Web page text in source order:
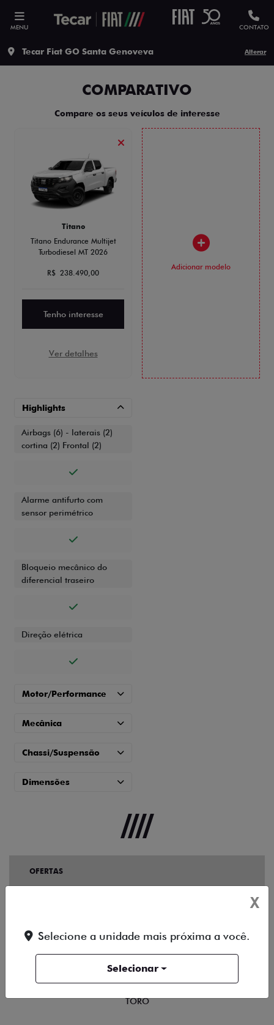
MENU CONTATO
Tecar Fiat GO Santa Genoveva Alterar
COMPARATIVO
Compare os seus veículos de interesse
Titano
Titano Endurance Multijet
Turbodiesel MT 2026
R$ 238.490,00
Tenho interesse
Ver detalhes
Adicionar modelo
Highlights
Airbags (6) - laterais (2)
cortina (2) Frontal (2)
Alarme antifurto com
sensor perimétrico
Bloqueio mecânico do
diferencial traseiro
Direção elétrica
Motor/Performance
Mecânica
Chassi/Suspensão
Dimensões
OFERTAS
TITANO
STRADA
TORO
X
Selecione a unidade mais próxima a você.
Selecionar